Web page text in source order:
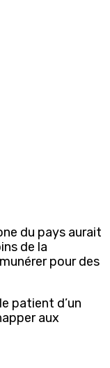
du pays aurait
de la
pour des
patient d’un
aux